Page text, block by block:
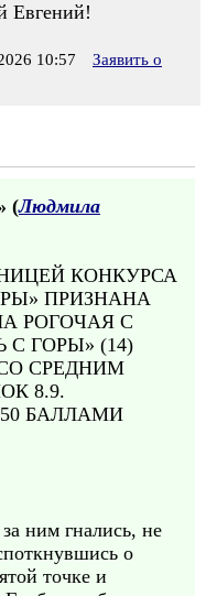
Евгений!
10:57
Заявить о
(Людмила
КОНКУРСА
ПРИЗНАНА
РОГОЧАЯ С
С ГОРЫ» (14)
СРЕДНИМ
8.9.
БАЛЛАМИ
ним гнались, не
о
точке и